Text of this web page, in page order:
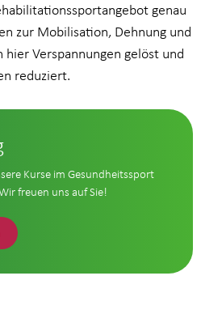
genau
zur Mobilisation, Dehnung und
Verspannungen gelöst und
reduziert.
Kurse im Gesundheitssport
freuen uns auf Sie!